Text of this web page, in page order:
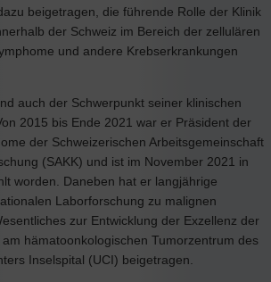
beigetragen, die führende Rolle der Klinik
der Schweiz im Bereich der zellulären
und andere Krebserkrankungen
auch der Schwerpunkt seiner klinischen
2015 bis Ende 2021 war er Präsident der
der Schweizerischen Arbeitsgemeinschaft
(SAKK) und ist im November 2021 in
worden. Daneben hat er langjährige
Laborforschung zu malignen
zur Entwicklung der Exzellenz der
hämatoonkologischen Tumorzentrum des
Inselspital (UCI) beigetragen.